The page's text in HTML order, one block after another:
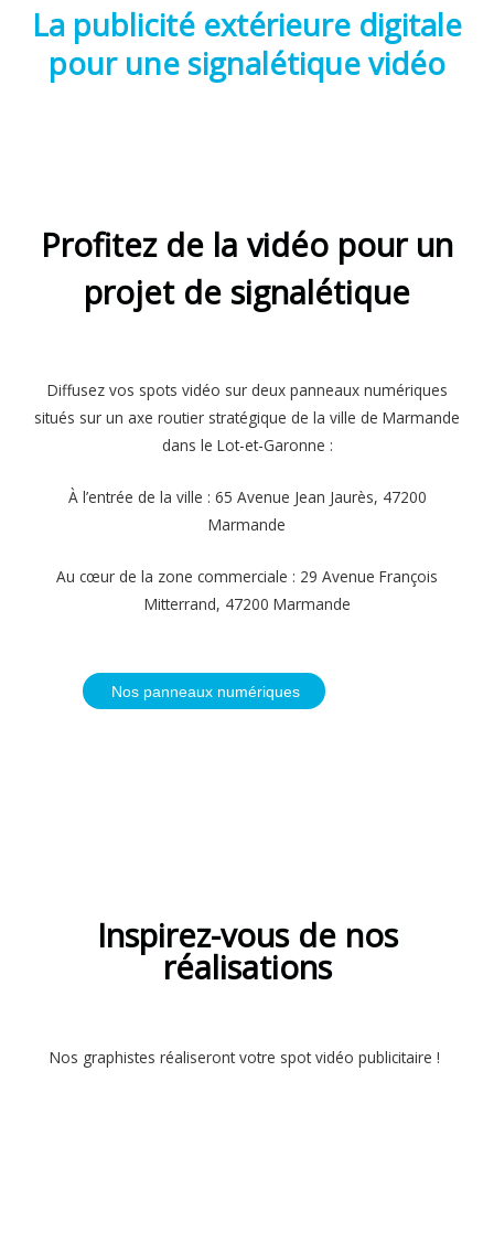
La publicité extérieure digitale
pour une signalétique vidéo
Profitez de la vidéo pour un
projet de signalétique
Diffusez vos spots vidéo sur deux panneaux numériques
situés sur un axe routier stratégique de la ville de Marmande
dans le Lot-et-Garonne :
À l’entrée de la ville : 65 Avenue Jean Jaurès, 47200
Marmande
Au cœur de la zone commerciale : 29 Avenue François
Mitterrand, 47200 Marmande
Nos panneaux numériques
Inspirez-vous de nos
réalisations
Nos graphistes réaliseront votre spot vidéo publicitaire !